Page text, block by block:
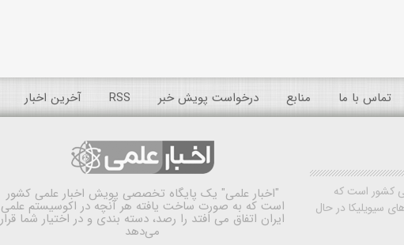
تماس با ما منابع درخواست پویش خبر RSS آخرین اخبار
کشور است که
سیویلیکا در حال
"اخبار علمی" یک پایگاه تخصصی پویش اخبار علمی کشور
است که به صورت ساخت یافته هر آنچه در اکوسیستم علمی
ایران اتفاق می افتد را رصد، دسته بندی و در اختیار شما قرار
می‌دهد